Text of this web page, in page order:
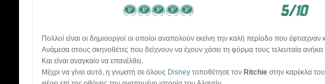
Πολλοί είναι οι δημιουργοί οι οποίοι αναπολούν εκείνη την καλή περίοδο που έφτιαχναν
Ανάμεσα στους σκηνοθέτες που δείχνουν να έχουν χάσει τη φόρμα τους τελευταία ανήκει
Και είναι αναγκαίο να επανέλθει.
Μέχρι να γίνει αυτό, η γνωστή σε όλους Disney τοποθέτησε τον Ritchie στην καρέκλα